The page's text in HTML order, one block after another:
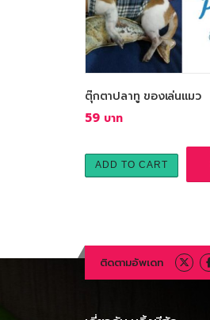
ตุ๊กตาปลาทู ของเล่นแมว
59
ADD TO CART
ติดตามอัพเดท